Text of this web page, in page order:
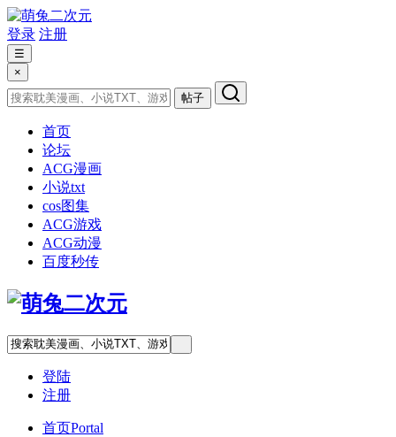
登录 注册
☰
×
帖子
首页
论坛
ACG漫画
小说txt
cos图集
ACG游戏
ACG动漫
百度秒传
登陆
注册
首页Portal